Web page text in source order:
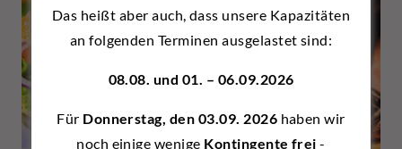
Das heißt aber auch, dass unsere Kapazitäten
an folgenden Terminen ausgelastet sind:
08.08. und 01. – 06.09.2026
Für Donnerstag, den 03.09. 2026 haben wir
noch einige wenige Kontingente frei -